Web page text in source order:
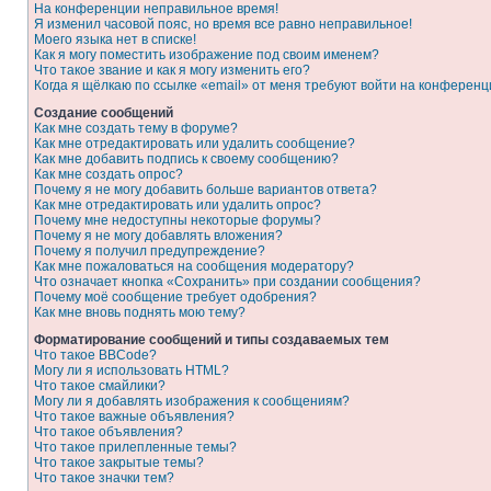
На конференции неправильное время!
Я изменил часовой пояс, но время все равно неправильное!
Моего языка нет в списке!
Как я могу поместить изображение под своим именем?
Что такое звание и как я могу изменить его?
Когда я щёлкаю по ссылке «email» от меня требуют войти на
Создание сообщений
Как мне создать тему в форуме?
Как мне отредактировать или удалить сообщение?
Как мне добавить подпись к своему сообщению?
Как мне создать опрос?
Почему я не могу добавить больше вариантов ответа?
Как мне отредактировать или удалить опрос?
Почему мне недоступны некоторые форумы?
Почему я не могу добавлять вложения?
Почему я получил предупреждение?
Как мне пожаловаться на сообщения модератору?
Что означает кнопка «Сохранить» при создании сообщения?
Почему моё сообщение требует одобрения?
Как мне вновь поднять мою тему?
Форматирование сообщений и типы создаваемых тем
Что такое BBCode?
Могу ли я использовать HTML?
Что такое смайлики?
Могу ли я добавлять изображения к сообщениям?
Что такое важные объявления?
Что такое объявления?
Что такое прилепленные темы?
Что такое закрытые темы?
Что такое значки тем?